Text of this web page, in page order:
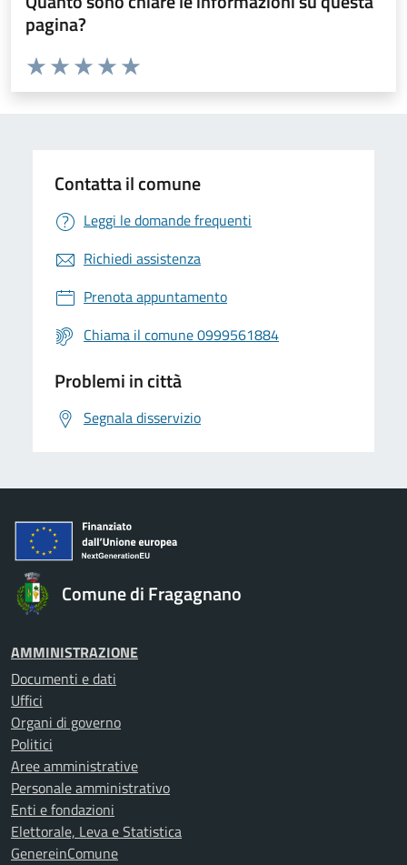
pagina?
Valuta da 1 a 5 stelle la pagina
Valuta 5 stelle su 5
Valuta 4 stelle su 5
Valuta 3 stelle su 5
Valuta 2 stelle su 5
Valuta 1 stelle su 5
Contatta il comune
Leggi le domande frequenti
Richiedi assistenza
Prenota appuntamento
Chiama il comune 0999561884
Problemi in città
Segnala disservizio
Comune di Fragagnano
AMMINISTRAZIONE
Documenti e dati
Uffici
Organi di governo
Politici
Aree amministrative
Personale amministrativo
Enti e fondazioni
Elettorale, Leva e Statistica
GenereinComune